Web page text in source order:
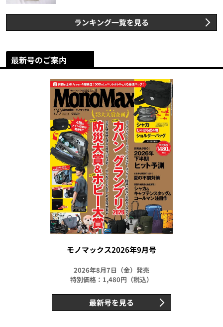
ランキング一覧を見る
最新号のご案内
モノマックス2026年9月号
2026年8月7日（金）発売
特別価格：1,480円（税込）
最新号を見る